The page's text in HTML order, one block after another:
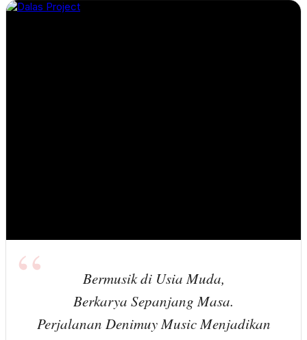
Bermusik di Usia Muda,
Berkarya Sepanjang Masa.
Perjalanan Denimuy Music Menjadikan